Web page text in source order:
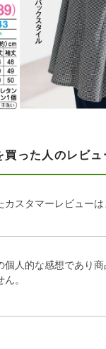
買った人のレビュ
スタマーレビューは
人的な感想であり
。